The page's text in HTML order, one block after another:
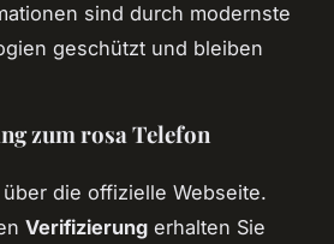
sind durch modernste
geschützt und bleiben
zum rosa Telefon
die offizielle Webseite.
Verifizierung erhalten Sie